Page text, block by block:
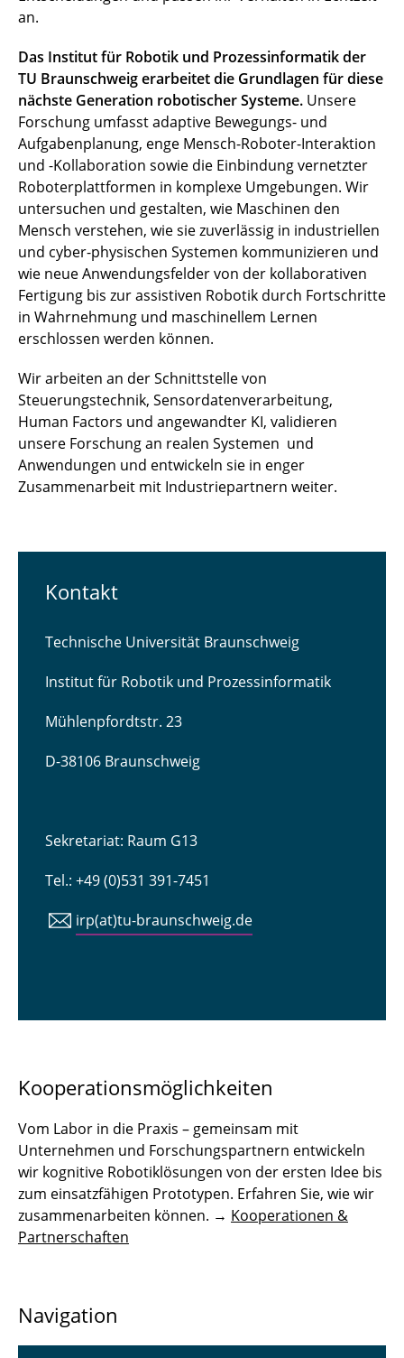
an.
Das Institut für Robotik und Prozessinformatik der
TU Braunschweig erarbeitet die Grundlagen für diese
nächste Generation robotischer Systeme. Unsere
Forschung umfasst adaptive Bewegungs- und
Aufgabenplanung, enge Mensch-Roboter-Interaktion
und -Kollaboration sowie die Einbindung vernetzter
Roboterplattformen in komplexe Umgebungen. Wir
untersuchen und gestalten, wie Maschinen den
Mensch verstehen, wie sie zuverlässig in industriellen
und cyber-physischen Systemen kommunizieren und
wie neue Anwendungsfelder von der kollaborativen
Fertigung bis zur assistiven Robotik durch Fortschritte
in Wahrnehmung und maschinellem Lernen
erschlossen werden können.
Wir arbeiten an der Schnittstelle von
Steuerungstechnik, Sensordatenverarbeitung,
Human Factors und angewandter KI, validieren
unsere Forschung an realen Systemen und
Anwendungen und entwickeln sie in enger
Zusammenarbeit mit Industriepartnern weiter.
Kontakt
Technische Universität Braunschweig
Institut für Robotik und Prozessinformatik
Mühlenpfordtstr. 23
D-38106 Braunschweig
Sekretariat: Raum G13
Tel.: +49 (0)531 391-7451
irp(at)tu-braunschweig.de
Kooperationsmöglichkeiten
Vom Labor in die Praxis – gemeinsam mit
Unternehmen und Forschungspartnern entwickeln
wir kognitive Robotiklösungen von der ersten Idee bis
zum einsatzfähigen Prototypen. Erfahren Sie, wie wir
zusammenarbeiten können. → Kooperationen &
Partnerschaften
Navigation